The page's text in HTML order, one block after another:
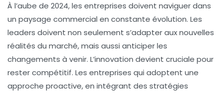
À l’aube de 2024, les entreprises doivent naviguer dans
un paysage commercial en constante évolution. Les
leaders doivent non seulement s’adapter aux nouvelles
réalités du marché, mais aussi anticiper les
changements à venir. L’innovation devient cruciale pour
rester compétitif. Les entreprises qui adoptent une
approche proactive, en intégrant des stratégies